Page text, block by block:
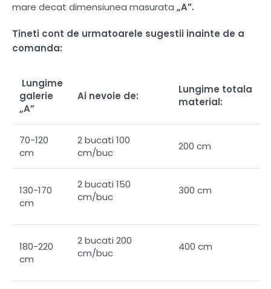
mare decat dimensiunea masurata „A”.
Tineti cont de urmatoarele sugestii inainte de a
comanda:
Lungime
galerie
„A”
Ai nevoie de:
Lungime totala
material:
70-120
cm
2 bucati 100
cm/buc
200 cm
130-170
cm
2 bucati 150
cm/buc
300 cm
180-220
cm
2 bucati 200
cm/buc
400 cm